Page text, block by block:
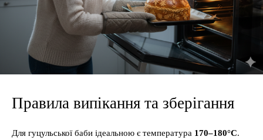
Правила випікання та зберігання
Для гуцульської баби ідеальною є температура 170–180°C.